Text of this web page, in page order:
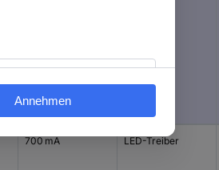
700 mA LED-Treiber